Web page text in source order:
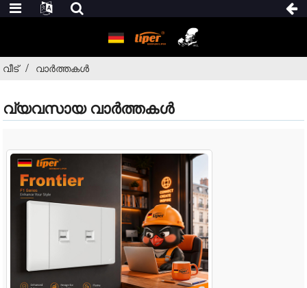
വീട് വാർത്തകൾ
വ്യവസായ വാർത്തകൾ